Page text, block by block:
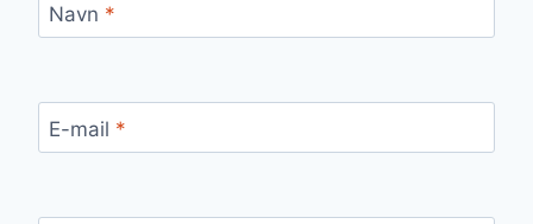
Navn *
E-mail *